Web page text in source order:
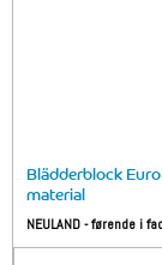
Blädderblock
material
NEULAND - førende i